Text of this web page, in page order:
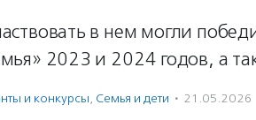
в нем могли
2023 и 2024 годов, а
и конкурсы, Семья и дети · 21.05.2026